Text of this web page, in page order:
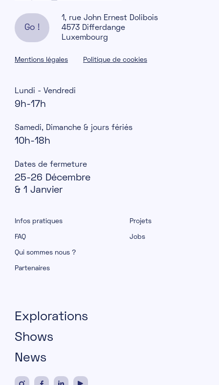
Go !
1, rue John Ernest Dolibois
4573 Differdange
Luxembourg
Mentions légales Politique de cookies
Lundi - Vendredi
9h-17h
Samedi, Dimanche & jours fériés
10h-18h
Dates de fermeture
25-26 Décembre
& 1 Janvier
Infos pratiques
FAQ
Qui sommes nous ?
Partenaires
Projets
Jobs
Explorations
Shows
News